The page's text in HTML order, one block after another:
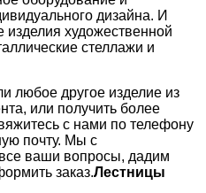
дизайна. И
художественной
стеллажи и
любое другое изделие из
или получить более
с нами по телефону
почту. Мы с
ваши вопросы, дадим
заказ.Лестницы